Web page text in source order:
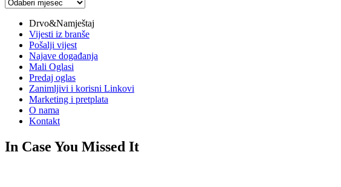
Drvo&Namještaj
Vijesti iz branše
Pošalji vijest
Najave događanja
Mali Oglasi
Predaj oglas
Zanimljivi i korisni Linkovi
Marketing i pretplata
O nama
Kontakt
In Case You Missed It